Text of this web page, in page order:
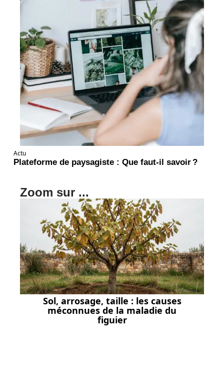
Actu
Plateforme de paysagiste : Que faut-il savoir ?
Zoom sur ...
Sol, arrosage, taille : les causes
méconnues de la maladie du
figuier